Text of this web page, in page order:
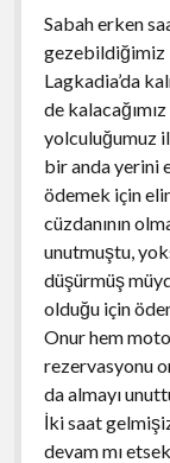
NEW
S.
San
San
Tula
Pok-
Edessa
Evia
Ioannina
Kastoria
Parga
Selanik
Sabah erken
gezebildiğimiz
Lagkadia’da
de
yolculuğumuz
bir anda yerini
ödemek için
cüzdanının
unutmuştu,
düşürmüş
olduğu için
Onur hem
rezervasyonu
da almayı
İki saat
devam mı